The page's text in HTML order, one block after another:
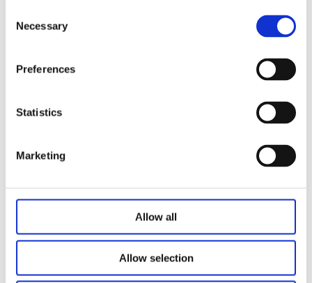
Selection
Necessary
Preferences
Statistics
Marketing
Allow all
Allow selection
gemäß dem Aktivitätsszenario des Benutzers und der
4 und 8 km/h, um Sicherheit und Komfort zu gewährleisten.
Bei der Auswahl eines elektrischen Rollstuhlträgermotors ist es
Rollstuhlrahmen, dem Steuerungssystem und dem Batterie zu
Die Schnittstelle des Steuerungssystems muss mit dem Motor
kompatibel sein, um eine reibungslose Einstellung und eine